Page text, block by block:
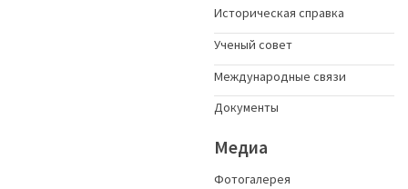
Историческая справка
Ученый совет
Международные связи
Документы
Медиа
Фотогалерея